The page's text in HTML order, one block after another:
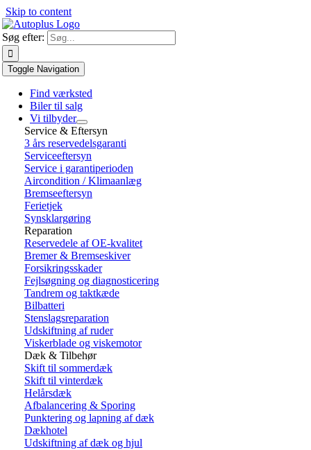
Skip to content
Søg efter:
Toggle Navigation
Find værksted
Biler til salg
Vi tilbyder
Service & Eftersyn
3 års reservedelsgaranti
Serviceeftersyn
Service i garantiperioden
Aircondition / Klimaanlæg
Bremseeftersyn
Ferietjek
Synsklargøring
Reparation
Reservedele af OE-kvalitet
Bremer & Bremseskiver
Forsikringsskader
Fejlsøgning og diagnosticering
Tandrem og taktkæde
Bilbatteri
Stenslagsreparation
Udskiftning af ruder
Viskerblade og viskemotor
Dæk & Tilbehør
Skift til sommerdæk
Skift til vinterdæk
Helårsdæk
Afbalancering & Sporing
Punktering og lapning af dæk
Dækhotel
Udskiftning af dæk og hjul